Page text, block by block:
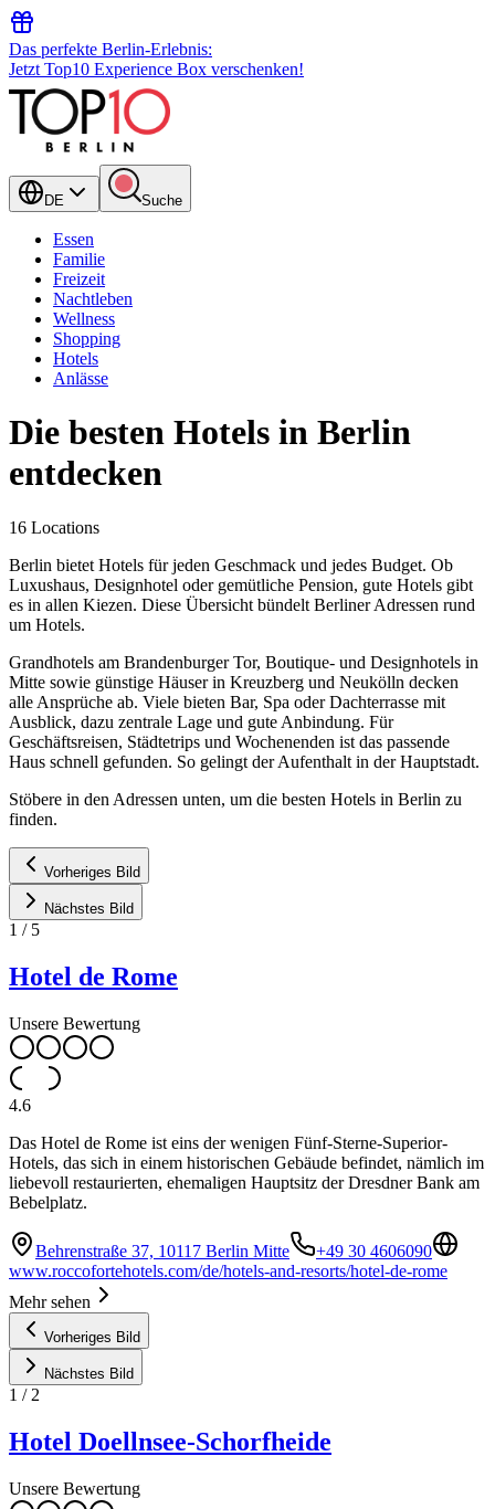
Das perfekte Berlin-Erlebnis:
Jetzt Top10 Experience Box verschenken!
DE Suche
Essen
Familie
Freizeit
Nachtleben
Wellness
Shopping
Hotels
Anlässe
Die besten Hotels in Berlin
entdecken
16 Locations
Berlin bietet Hotels für jeden Geschmack und jedes Budget. Ob
Luxushaus, Designhotel oder gemütliche Pension, gute Hotels gibt
es in allen Kiezen. Diese Übersicht bündelt Berliner Adressen rund
um Hotels.
Grandhotels am Brandenburger Tor, Boutique- und Designhotels in
Mitte sowie günstige Häuser in Kreuzberg und Neukölln decken
alle Ansprüche ab. Viele bieten Bar, Spa oder Dachterrasse mit
Ausblick, dazu zentrale Lage und gute Anbindung. Für
Geschäftsreisen, Städtetrips und Wochenenden ist das passende
Haus schnell gefunden. So gelingt der Aufenthalt in der Hauptstadt.
Stöbere in den Adressen unten, um die besten Hotels in Berlin zu
finden.
Vorheriges Bild
Nächstes Bild
1 / 5
Hotel de Rome
Unsere Bewertung
4.6
Das Hotel de Rome ist eins der wenigen Fünf-Sterne-Superior-
Hotels, das sich in einem historischen Gebäude befindet, nämlich im
liebevoll restaurierten, ehemaligen Hauptsitz der Dresdner Bank am
Bebelplatz.
Behrenstraße 37, 10117 Berlin Mitte
+49 30 4606090
www.roccofortehotels.com/de/hotels-and-resorts/hotel-de-rome
Mehr sehen
Vorheriges Bild
Nächstes Bild
1 / 2
Hotel Doellnsee-Schorfheide
Unsere Bewertung